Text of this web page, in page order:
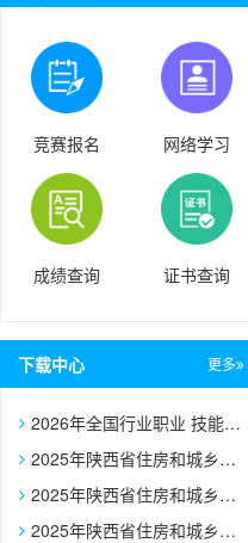
竞赛报名 网络学习
成绩查询 证书查询
下载中心 更多
2026年全国行业职业 技能大赛——第二届全国住房城乡建设 行业职业技能大赛各赛项技术文件
2025年陕西省住房和城乡建设行业职业技能大赛决赛参赛队报名表
2025年陕西省住房和城乡建设行业职业技能大赛决赛参赛选手报名表
2025年陕西省住房和城乡建设行业职业技能大赛建筑信息模型技术员赛项裁判员推荐表